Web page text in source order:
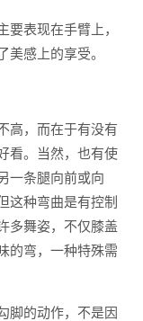
表现在手臂上，
感上的享受。
，而在于有没有
看。当然，也有使
一条腿向前或向
这种弯曲是有控制
多舞姿，不仅膝盖
的弯，一种特殊需
的动作，不是因